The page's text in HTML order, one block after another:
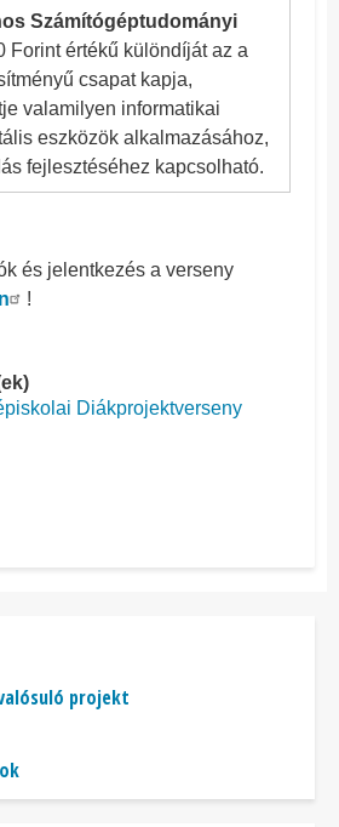
Számítógéptudományi
Forint értékű különdíját az a
csapat kapja,
valamilyen informatikai
eszközök alkalmazásához,
fejlesztéséhez kapcsolható.
és jelentkezés a verseny
!
Diákprojektverseny
projekt